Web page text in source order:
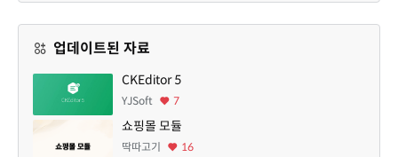
업데이트된 자료
CKEditor 5
YJSoft 7
쇼핑몰 모듈
딱따고기 16